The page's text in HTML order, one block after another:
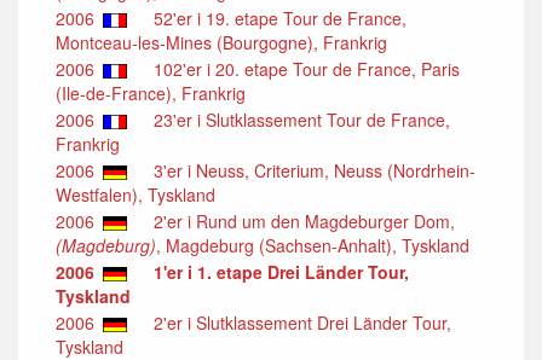
2006
52'er i 19. etape Tour de France,
Montceau-les-Mines (Bourgogne), Frankrig
2006
102'er i 20. etape Tour de France, Paris
(Ile-de-France), Frankrig
2006
23'er i Slutklassement Tour de France,
Frankrig
2006
3'er i Neuss, Criterium, Neuss (Nordrhein-
Westfalen), Tyskland
2006
2'er i Rund um den Magdeburger Dom,
(Magdeburg), Magdeburg (Sachsen-Anhalt), Tyskland
2006
1'er i 1. etape Drei Länder Tour,
Tyskland
2006
2'er i Slutklassement Drei Länder Tour,
Tyskland